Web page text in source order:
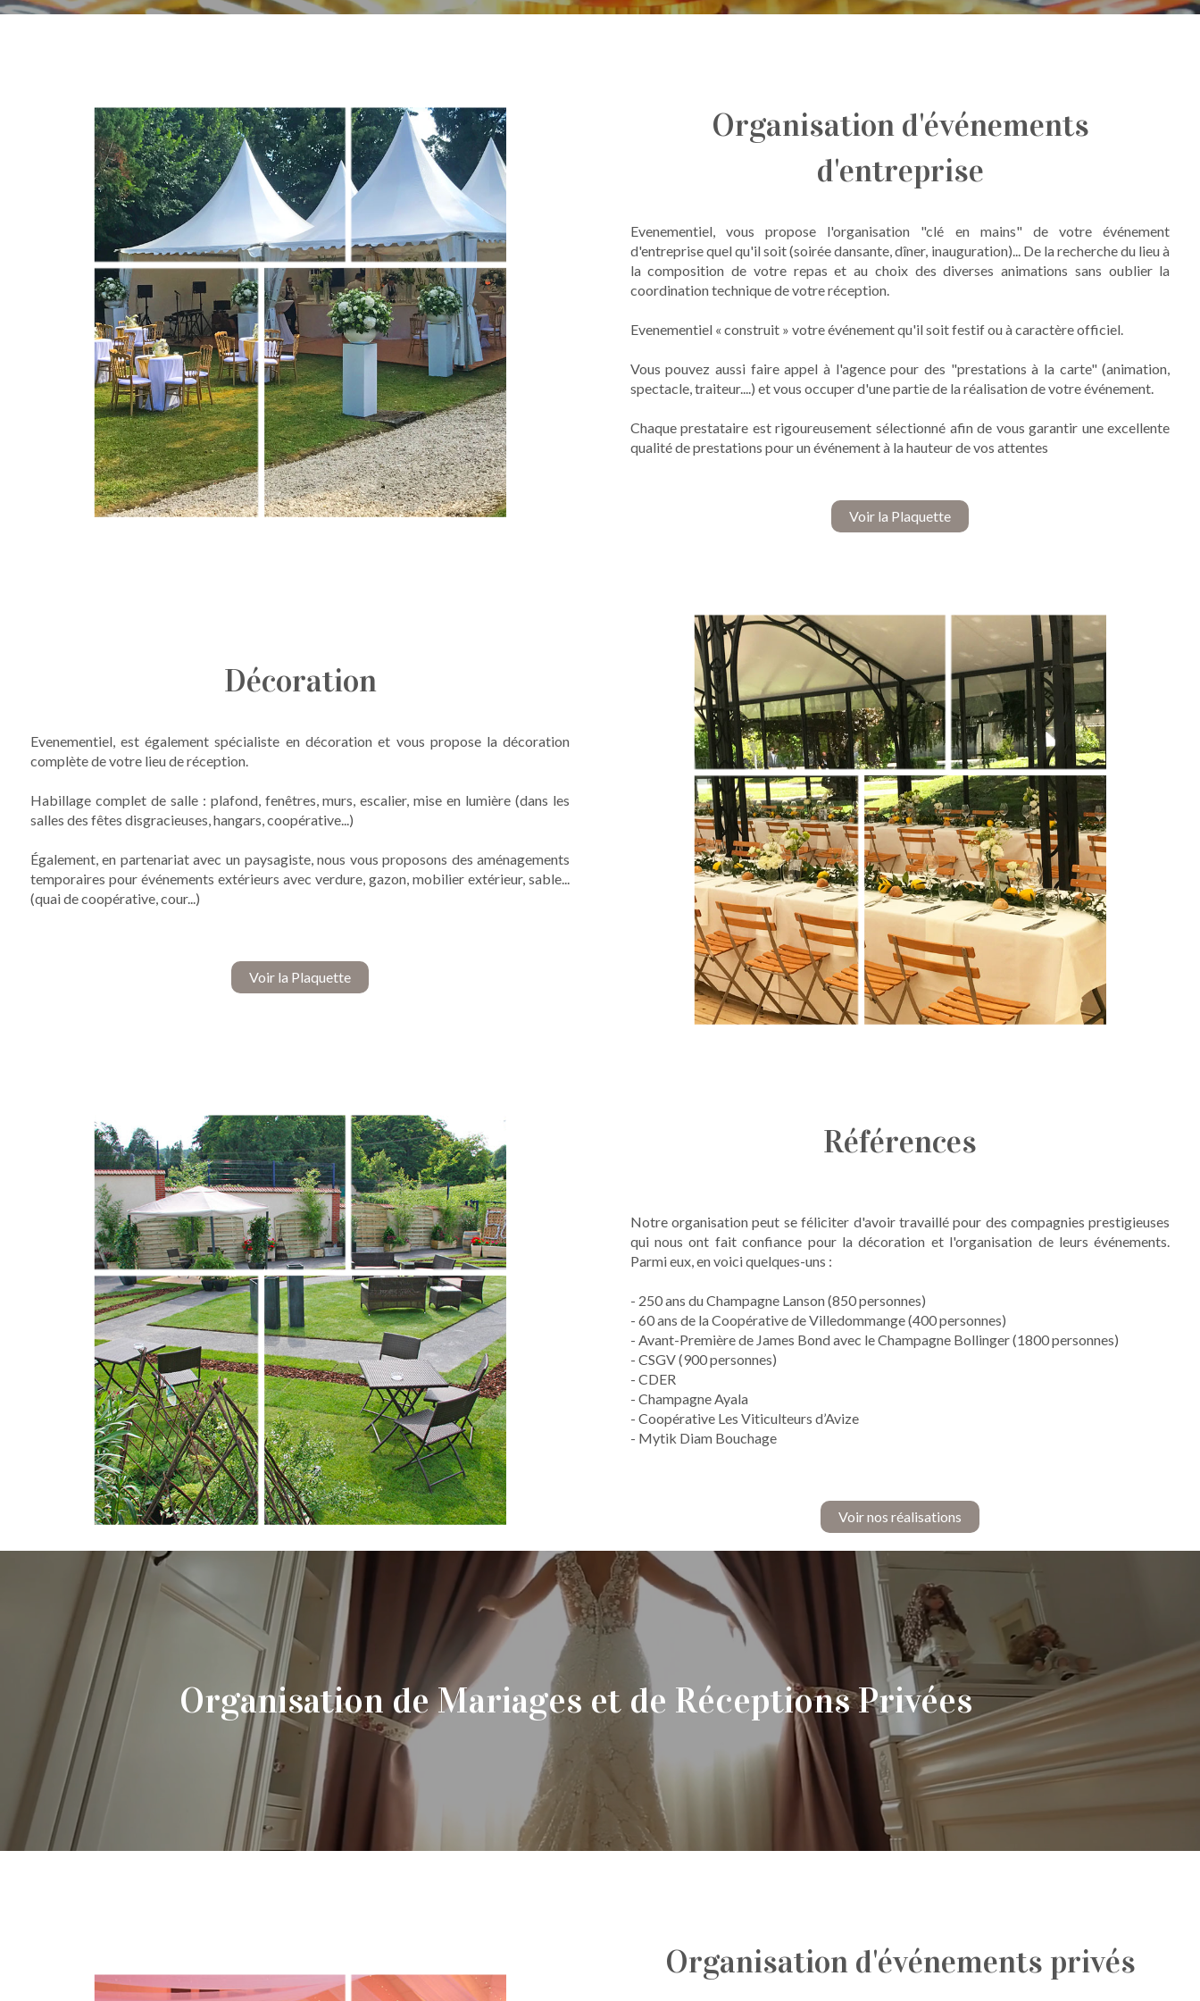
Organisation d'événements
d'entreprise
Evenementiel, vous propose l'organisation "clé en mains" de votre événement
d'entreprise quel qu'il soit (soirée dansante, dîner, inauguration)... De la recherche du lieu à
la composition de votre repas et au choix des diverses animations sans oublier la
coordination technique de votre réception.
Evenementiel « construit » votre événement qu'il soit festif ou à caractère officiel.
Vous pouvez aussi faire appel à l'agence pour des "prestations à la carte" (animation,
spectacle, traiteur....) et vous occuper d'une partie de la réalisation de votre événement.
Chaque prestataire est rigoureusement sélectionné afin de vous garantir une excellente
qualité de prestations pour un événement à la hauteur de vos attentes
Voir la Plaquette
Décoration
Evenementiel, est également spécialiste en décoration et vous propose la décoration
complète de votre lieu de réception.
Habillage complet de salle : plafond, fenêtres, murs, escalier, mise en lumière (dans les
salles des fêtes disgracieuses, hangars, coopérative...)
Également, en partenariat avec un paysagiste, nous vous proposons des aménagements
temporaires pour événements extérieurs avec verdure, gazon, mobilier extérieur, sable...
(quai de coopérative, cour...)
Voir la Plaquette
Références
Notre organisation peut se féliciter d'avoir travaillé pour des compagnies prestigieuses
qui nous ont fait confiance pour la décoration et l'organisation de leurs événements.
Parmi eux, en voici quelques-uns :
- 250 ans du Champagne Lanson (850 personnes)
- 60 ans de la Coopérative de Villedommange (400 personnes)
- Avant-Première de James Bond avec le Champagne Bollinger (1800 personnes)
- CSGV (900 personnes)
- CDER
- Champagne Ayala
- Coopérative Les Viticulteurs d’Avize
- Mytik Diam Bouchage
Voir nos réalisations
Organisation de Mariages et de Réceptions Privées
Organisation d'événements privés